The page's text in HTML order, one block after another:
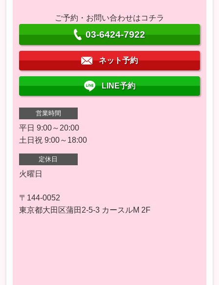
ご予約・お問い合わせはコチラ
03-6424-7922
ネット予約
LINE予約
営業時間
平日 9:00～20:00
土日祝 9:00～18:00
定休日
火曜日
〒144-0052
東京都大田区蒲田2-5-3 カースルM 2F